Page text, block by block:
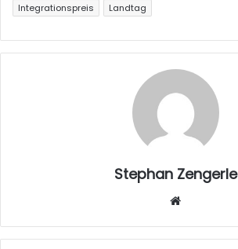
Integrationspreis
Landtag
Stephan Zengerle
sei